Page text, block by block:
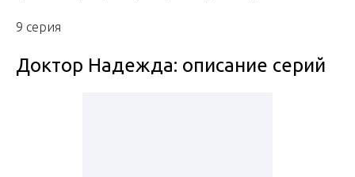
9 серия
Доктор Надежда: описание серий